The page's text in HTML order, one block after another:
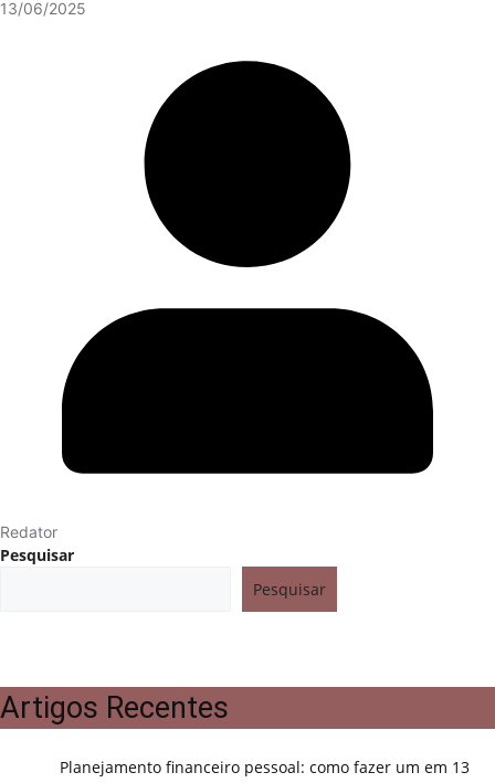
13/06/2025
Redator
Pesquisar
Pesquisar
Artigos Recentes
Planejamento financeiro pessoal: como fazer um em 13